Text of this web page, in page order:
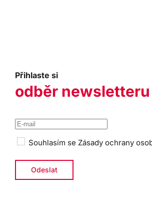
Přihlaste si
odběr newsletteru
Souhlasím se Zásady ochrany